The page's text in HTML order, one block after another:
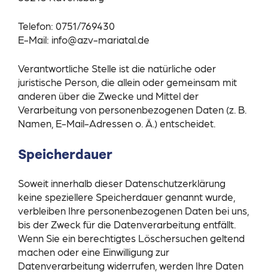
Telefon: 0751/769430
E-Mail: info@azv-mariatal.de
Verantwortliche Stelle ist die natürliche oder
juristische Person, die allein oder gemeinsam mit
anderen über die Zwecke und Mittel der
Verarbeitung von personenbezogenen Daten (z. B.
Namen, E-Mail-Adressen o. Ä.) entscheidet.
Speicherdauer
Soweit innerhalb dieser Datenschutzerklärung
keine speziellere Speicherdauer genannt wurde,
verbleiben Ihre personenbezogenen Daten bei uns,
bis der Zweck für die Datenverarbeitung entfällt.
Wenn Sie ein berechtigtes Löschersuchen geltend
machen oder eine Einwilligung zur
Datenverarbeitung widerrufen, werden Ihre Daten